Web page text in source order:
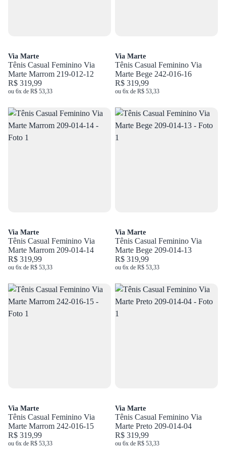
Via Marte
Tênis Casual Feminino Via
Marte Marrom 219-012-12
R$ 319,99
ou 6x de R$ 53,33
Via Marte
Tênis Casual Feminino Via
Marte Bege 242-016-16
R$ 319,99
ou 6x de R$ 53,33
Via Marte
Tênis Casual Feminino Via
Marte Marrom 209-014-14
R$ 319,99
ou 6x de R$ 53,33
Via Marte
Tênis Casual Feminino Via
Marte Bege 209-014-13
R$ 319,99
ou 6x de R$ 53,33
Via Marte
Tênis Casual Feminino Via
Marte Marrom 242-016-15
R$ 319,99
ou 6x de R$ 53,33
Via Marte
Tênis Casual Feminino Via
Marte Preto 209-014-04
R$ 319,99
ou 6x de R$ 53,33